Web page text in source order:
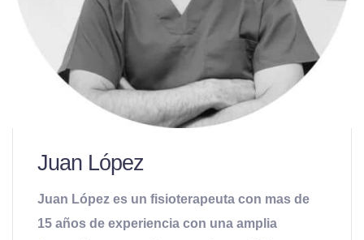
Juan López
Juan López es un fisioterapeuta con mas de
15 años de experiencia con una amplia